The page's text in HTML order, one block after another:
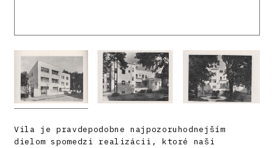
Vila je pravdepodobne najpozoruhodnejším
dielom spomedzi realizácii, ktoré naši